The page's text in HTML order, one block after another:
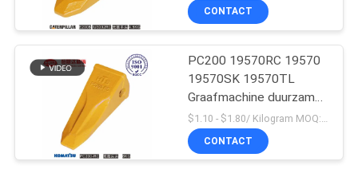
CONTACT
PC200 19570RC 19570
19570SK 19570TL
Graafmachine duurzame
emmertanden voor
Komatsu
$1.10 - $1.80/ Kilogram MOQ:100 Kilogram/Kilogram
CONTACT